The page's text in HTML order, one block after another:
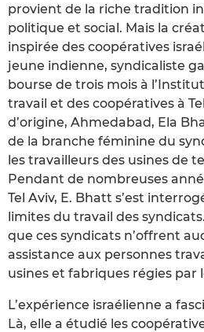
provient de la riche tradition
politique et social. Mais la
inspirée des coopératives
jeune indienne, syndicaliste
bourse de trois mois à
travail et des coopératives à
d’origine, Ahmedabad, Ela
de la branche féminine du
les travailleurs des usines de
Pendant de nombreuses
Tel Aviv, E. Bhatt s’est
limites du travail des
que ces syndicats n’offrent
assistance aux personnes
usines et fabriques régies par
L’expérience israélienne a
Là, elle a étudié les